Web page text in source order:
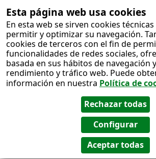
Esta página web usa cookies
En esta web se sirven cookies
permitir y optimizar su navegación.
cookies de terceros con el fin de
funcionalidades de redes sociales,
basada en sus hábitos de navegación
rendimiento y tráfico web. Puede
información en nuestra Política de